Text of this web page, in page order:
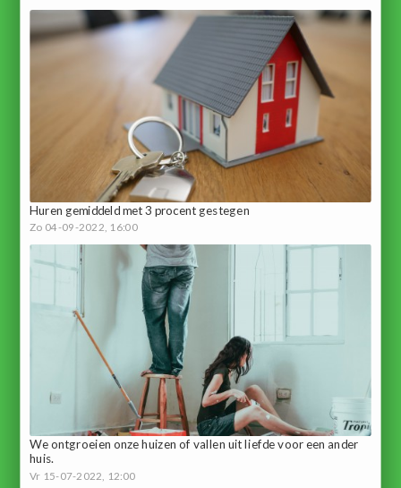
Huren gemiddeld met 3 procent gestegen
Zo 04-09-2022, 16:00
We ontgroeien onze huizen of vallen uit liefde voor een ander
huis.
Vr 15-07-2022, 12:00